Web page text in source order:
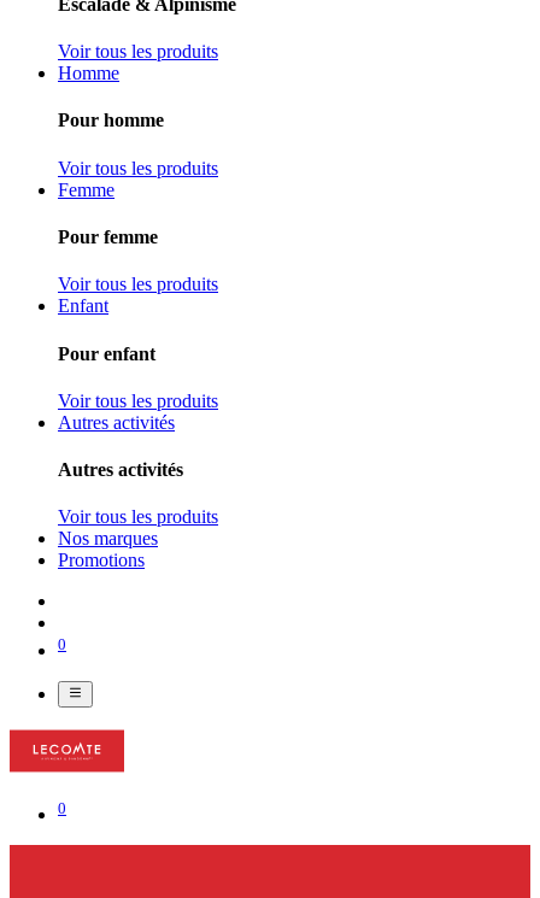
Escalade & Alpinisme
Voir tous les produits
Homme
Pour homme
Voir tous les produits
Femme
Pour femme
Voir tous les produits
Enfant
Pour enfant
Voir tous les produits
Autres activités
Autres activités
Voir tous les produits
Nos marques
Promotions
0
0